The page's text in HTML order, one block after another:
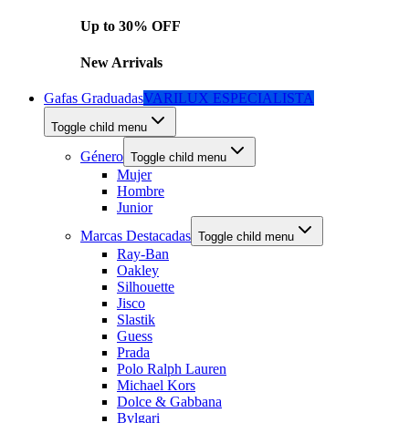
Up to 30% OFF
New Arrivals
Gafas GraduadasVARILUX ESPECIALISTA
Toggle child menu
Género Toggle child menu
Mujer
Hombre
Junior
Marcas Destacadas Toggle child menu
Ray-Ban
Oakley
Silhouette
Jisco
Slastik
Guess
Prada
Polo Ralph Lauren
Michael Kors
Dolce & Gabbana
Bvlgari